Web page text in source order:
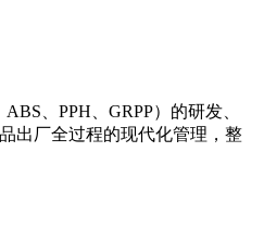
、PPH、GRPP）的研发、
出厂全过程的现代化管理，整